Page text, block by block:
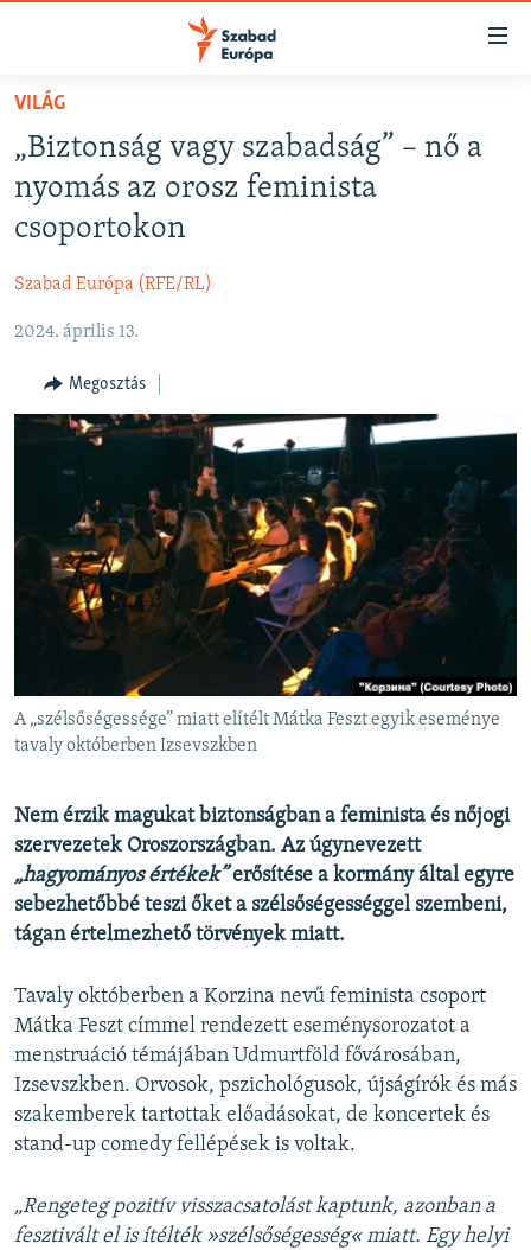
Akadálymentes
Ugrás
fő
oldalra
Ugrás
tartalomjegyzékre
AKTUÁLIS
PODCASTOK
ELEMZŐ
NER15
SZABADON
TÁRSADALOM
DEMOKRÁCIA
A PÉNZ NYOMÁBAN
EURÓPAI UNIÓ
VILÁG
KLÍMAVÁLTOZÁS
A MÚLT TANULSÁGAI
KÖVESSEN MINKET!
Valamennyi RFE/RL weboldal
VILÁG
„Biztonság vagy szabadság” – nő a
nyomás az orosz feminista
csoportokon
Szabad Európa (RFE/RL)
2024. április 13.
Megosztás
A „szélsőségessége” miatt elítélt Mátka Feszt egyik eseménye
tavaly októberben Izsevszkben
Nem érzik magukat biztonságban a feminista és nőjogi
szervezetek Oroszországban. Az úgynevezett
„hagyományos értékek”erősítése a kormány által egyre
sebezhetőbbé teszi őket a szélsőségességgel szembeni,
tágan értelmezhető törvények miatt.
Tavaly októberben a Korzina nevű feminista csoport
Mátka Feszt címmel rendezett eseménysorozatot a
menstruáció témájában Udmurtföld fővárosában,
Izsevszkben. Orvosok, pszichológusok, újságírók és más
szakemberek tartottak előadásokat, de koncertek és
stand-up comedy fellépések is voltak.
„Rengeteg pozitív visszacsatolást kaptunk, azonban a
fesztivált el is ítélték »szélsőségesség« miatt. Egy helyi
Spotify